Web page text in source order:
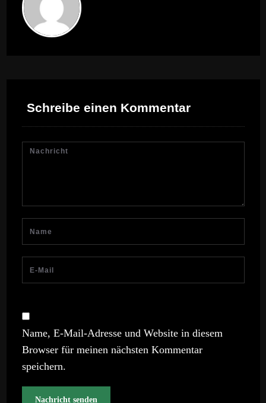
Schreibe einen Kommentar
Name, E-Mail-Adresse und Website in diesem
Browser für meinen nächsten Kommentar
speichern.